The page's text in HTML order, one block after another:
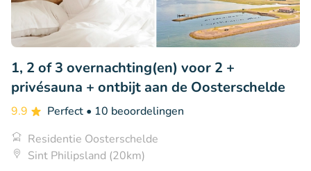
1, 2 of 3 overnachting(en) voor 2 +
privésauna + ontbijt aan de Oosterschelde
9.9 Perfect • 10 beoordelingen
Residentie Oosterschelde
Sint Philipsland (20km)